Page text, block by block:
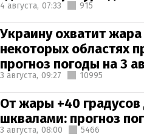
4 августа, 07:33 915
Украину охватит
некоторых областях
прогноз погоды на 3
3 августа, 09:27 10995
От жары +40 градусов
шквалами: прогноз
3 августа, 08:00 5466